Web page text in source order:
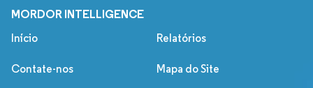
MORDOR INTELLIGENCE
Início Relatórios
Contate-nos Mapa do Site